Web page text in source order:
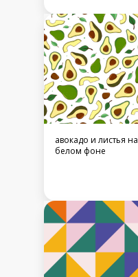
авокадо и листья на
белом фоне